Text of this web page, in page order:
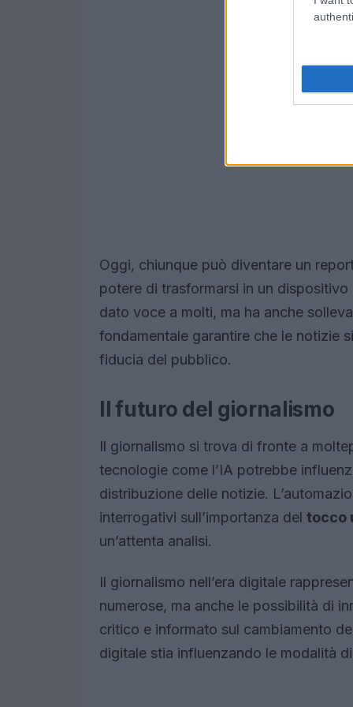
Oggi, chiunque può diventare un
potere di trasformarsi in un
dato voce a molti, ma ha anche
fondamentale garantire che le notizie
fiducia del pubblico.
Il futuro del giornalismo
Il giornalismo si trova di fronte a
tecnologie come l’IA potrebbe
distribuzione delle notizie.
interrogativi sull’importanza del tocco
un’attenta analisi.
Il giornalismo nell’era digitale
numerose, ma anche le possibilità di
critico e informato sul cambiamento
digitale stia influenzando le modalità